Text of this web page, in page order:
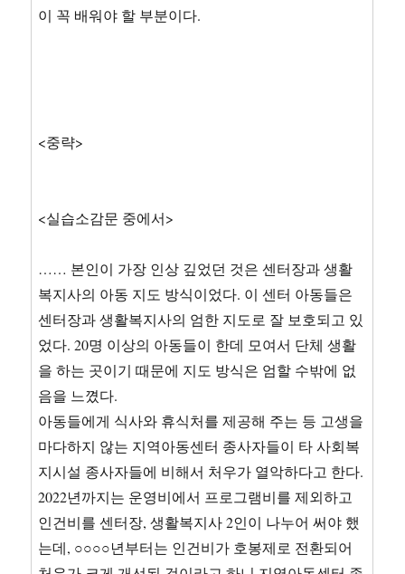
이 꼭 배워야 할 부분이다.
<중략>
<실습소감문 중에서>
…… 본인이 가장 인상 깊었던 것은 센터장과 생활
복지사의 아동 지도 방식이었다. 이 센터 아동들은
센터장과 생활복지사의 엄한 지도로 잘 보호되고 있
었다. 20명 이상의 아동들이 한데 모여서 단체 생활
을 하는 곳이기 때문에 지도 방식은 엄할 수밖에 없
음을 느꼈다.
아동들에게 식사와 휴식처를 제공해 주는 등 고생을
마다하지 않는 지역아동센터 종사자들이 타 사회복
지시설 종사자들에 비해서 처우가 열악하다고 한다.
2022년까지는 운영비에서 프로그램비를 제외하고
인건비를 센터장, 생활복지사 2인이 나누어 써야 했
는데, ○○○○년부터는 인건비가 호봉제로 전환되어